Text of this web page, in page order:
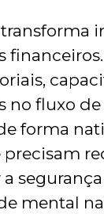
financeiros.
no fluxo
forma
precisam
mental